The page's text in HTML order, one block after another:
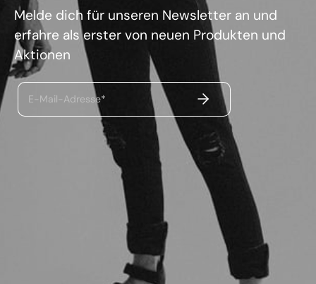
Melde dich für unseren Newsletter an und
erfahre als erster von neuen Produkten und
Aktionen
E-Mail-Adresse* ABSENDEN